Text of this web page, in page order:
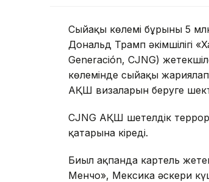
Сыйақы көлемі бұрынғы 5
Дональд Трамп әкімшілігі
Generación, CJNG)
көлемінде сыйақы
АҚШ визаларын беруге
CJNG АҚШ шетелдік
қатарына кіреді.
Биыл ақпанда картель
Менчо», Мексика әскери